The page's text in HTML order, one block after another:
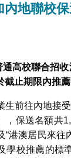
地聯校
高校聯合招
止期限內推
生前往內地接
，保送名額共
“港澳居民來
學校推薦的標